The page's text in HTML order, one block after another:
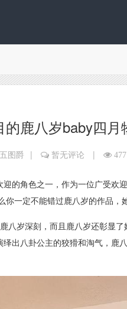
的鹿八岁baby四月
五图爵 | 暂无评论 | 477
的角色之一，作为一位广受欢
你一定不能错过鹿八岁的作品，
八岁深刻，而且鹿八岁还彰显了
出八卦公主的狡猾和淘气，鹿